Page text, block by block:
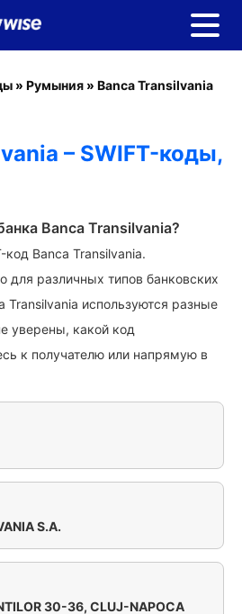
» Румыния » Banca Transilvania
– SWIFT-коды,
Banca Transilvania?
код Banca Transilvania.
для различных типов банковских
Transilvania используются разные
уверены, какой код
к получателю или напрямую в
S.A.
30-36, CLUJ-NAPOCA